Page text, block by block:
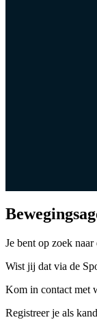
Je bent op zoek
Wist jij dat via de
Kom in contact met
Registreer je als